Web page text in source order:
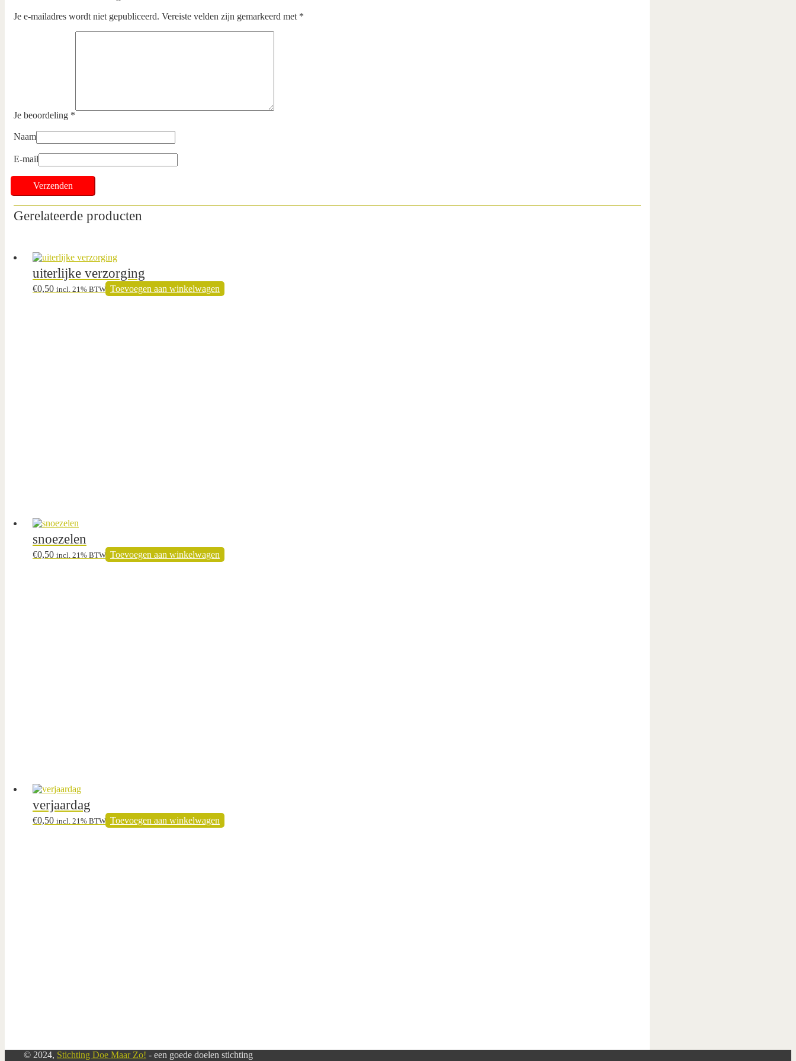
Je e-mailadres wordt niet gepubliceerd. Vereiste velden zijn gemarkeerd met *
Je beoordeling *
Naam
E-mail
Gerelateerde producten
uiterlijke verzorging
€0,50 incl. 21% BTW Toevoegen aan winkelwagen
snoezelen
€0,50 incl. 21% BTW Toevoegen aan winkelwagen
verjaardag
€0,50 incl. 21% BTW Toevoegen aan winkelwagen
© 2024, Stichting Doe Maar Zo! - een goede doelen stichting